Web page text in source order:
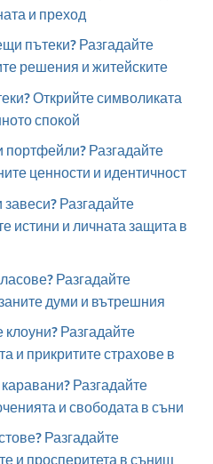
и преход
пътеки? Разгадайте
решения и житейските
Открийте символиката
спокой
Разгадайте
ценности и идентичност
Разгадайте
истини и личната защита в
Разгадайте
думи и вътрешния
Разгадайте
и прикритите страхове в
Разгадайте
и свободата в съни
Разгадайте
и просперитета в сънищ